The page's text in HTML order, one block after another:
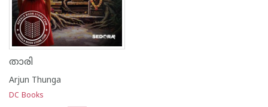
താരി
Arjun Thunga
DC Books